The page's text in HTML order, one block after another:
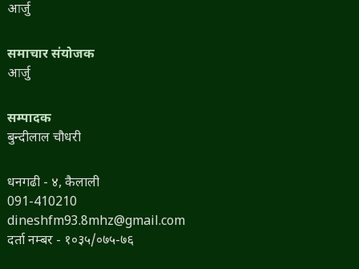
आर्जु
समाचार संयोजक
आर्जु
सम्पादक
बुन्दीलाल चौधरी
धनगढी - ४, कैलाली
091-410210
dineshfm93.8mhz@gmail.com
दर्ता नम्बर - १०३५/०७५-७६